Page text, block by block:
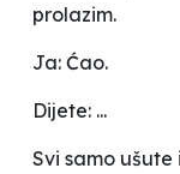
prolazim.
Ja: Ćao.
Dijete: ...
Svi samo